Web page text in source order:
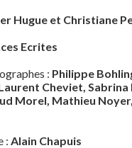
Hugue et Christiane
Ecrites
: Philippe
Cheviet, Sabrina
Morel, Mathieu
:Alain Chapuis